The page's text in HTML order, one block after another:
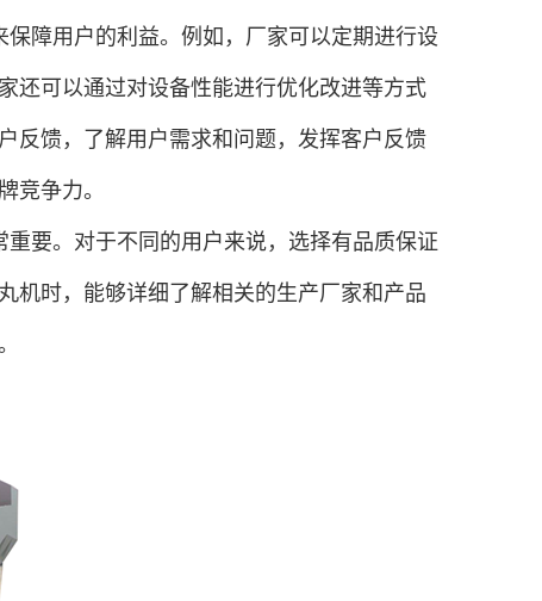
障用户的利益。例如，厂家可以定期进行设
还可以通过对设备性能进行优化改进等方式
反馈，了解用户需求和问题，发挥客户反馈
竞争力。
要。对于不同的用户来说，选择有品质保证
机时，能够详细了解相关的生产厂家和产品